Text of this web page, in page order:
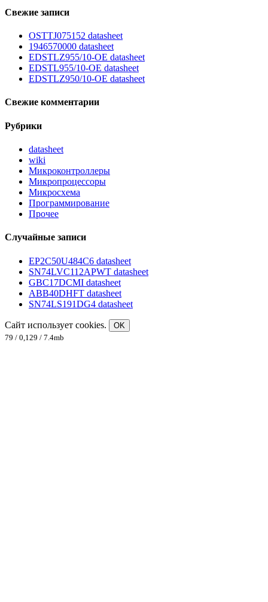
Свежие записи
OSTTJ075152 datasheet
1946570000 datasheet
EDSTLZ955/10-OE datasheet
EDSTL955/10-OE datasheet
EDSTLZ950/10-OE datasheet
Свежие комментарии
Рубрики
datasheet
wiki
Микроконтроллеры
Микропроцессоры
Микросхема
Программирование
Прочее
Случайные записи
EP2C50U484C6 datasheet
SN74LVC112APWT datasheet
GBC17DCMI datasheet
ABB40DHFT datasheet
SN74LS191DG4 datasheet
Сайт использует cookies.
OK
79 / 0,129 / 7.4mb